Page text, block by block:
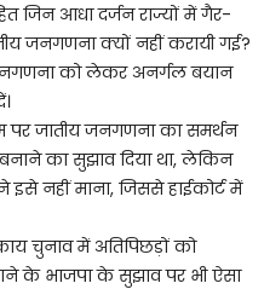
जिन आधा दर्जन राज्यों में गैर-
जनगणना क्यों नहीं करायी गई?
को लेकर अनर्गल बयान
पर जातीय जनगणना का समर्थन
का सुझाव दिया था, लेकिन
नहीं माना, जिससे हाईकोर्ट में
चुनाव में अतिपिछड़ों को
के भाजपा के सुझाव पर भी ऐसा